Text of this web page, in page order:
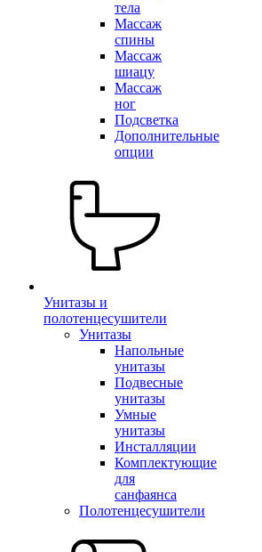
тела
Массаж
спины
Массаж
шиацу
Массаж
ног
Подсветка
Дополнительные
опции
Унитазы и
полотенцесушители
Унитазы
Напольные
унитазы
Подвесные
унитазы
Умные
унитазы
Инсталляции
Комплектующие
для
санфаянса
Полотенцесушители